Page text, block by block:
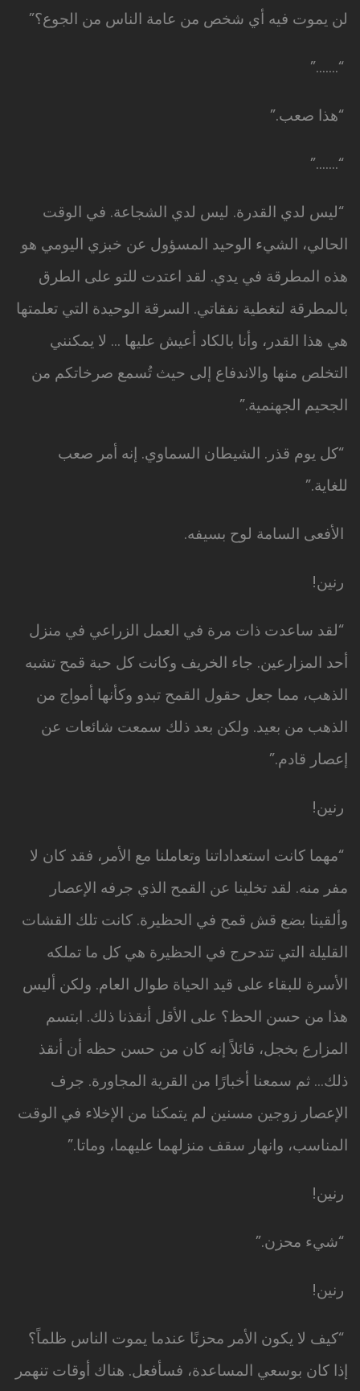
لن يموت فيه أي شخص من عامة الناس من الجوع؟”
“…….”
“هذا صعب.”
“…….”
“ليس لدي القدرة. ليس لدي الشجاعة. في الوقت
الحالي، الشيء الوحيد المسؤول عن خبزي اليومي هو
هذه المطرقة في يدي. لقد اعتدت للتو على الطرق
بالمطرقة لتغطية نفقاتي. السرقة الوحيدة التي تعلمتها
هي هذا القدر، وأنا بالكاد أعيش عليها … لا يمكنني
التخلص منها والاندفاع إلى حيث تُسمع صرخاتكم من
الجحيم الجهنمية.”
“كل يوم قذر. الشيطان السماوي. إنه أمر صعب
للغاية.”
الأفعى السامة لوح بسيفه.
رنين!
“لقد ساعدت ذات مرة في العمل الزراعي في منزل
أحد المزارعين. جاء الخريف وكانت كل حبة قمح تشبه
الذهب، مما جعل حقول القمح تبدو وكأنها أمواج من
الذهب من بعيد. ولكن بعد ذلك سمعت شائعات عن
إعصار قادم.”
رنين!
“مهما كانت استعداداتنا وتعاملنا مع الأمر، فقد كان لا
مفر منه. لقد تخلينا عن القمح الذي جرفه الإعصار
وألقينا بضع قش قمح في الحظيرة. كانت تلك القشات
القليلة التي تتدحرج في الحظيرة هي كل ما تملكه
الأسرة للبقاء على قيد الحياة طوال العام. ولكن أليس
هذا من حسن الحظ؟ على الأقل أنقذنا ذلك. ابتسم
المزارع بخجل، قائلاً إنه كان من حسن حظه أن أنقذ
ذلك… ثم سمعنا أخبارًا من القرية المجاورة. جرف
الإعصار زوجين مسنين لم يتمكنا من الإخلاء في الوقت
المناسب، وانهار سقف منزلهما عليهما، وماتا.”
رنين!
“شيء محزن.”
رنين!
“كيف لا يكون الأمر محزنًا عندما يموت الناس ظلماً؟
إذا كان بوسعي المساعدة، فسأفعل. هناك أوقات تنهمر